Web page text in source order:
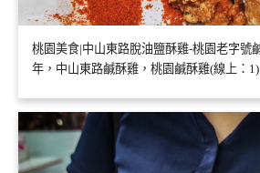
桃園美食|中山東路脫油鹽酥雞-桃園老字號
年，中山東路鹹酥雞，桃園鹹酥雞(線上：1)